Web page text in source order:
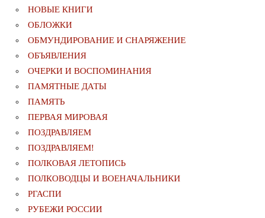
НОВЫЕ КНИГИ
ОБЛОЖКИ
ОБМУНДИРОВАНИЕ И СНАРЯЖЕНИЕ
ОБЪЯВЛЕНИЯ
ОЧЕРКИ И ВОСПОМИНАНИЯ
ПАМЯТНЫЕ ДАТЫ
ПАМЯТЬ
ПЕРВАЯ МИРОВАЯ
ПОЗДРАВЛЯЕМ
ПОЗДРАВЛЯЕМ!
ПОЛКОВАЯ ЛЕТОПИСЬ
ПОЛКОВОДЦЫ И ВОЕНАЧАЛЬНИКИ
РГАСПИ
РУБЕЖИ РОССИИ